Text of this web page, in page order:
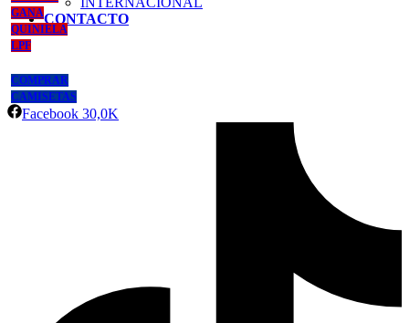
CONTACTO
GANA
QUINIELA
LPF
COMPRAR
CAMISETAS
Facebook 30,0K